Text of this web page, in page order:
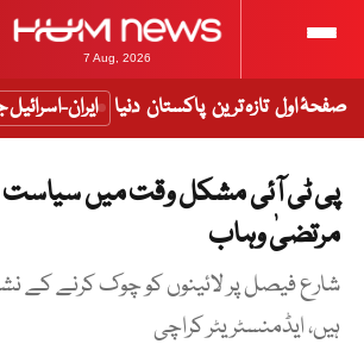
7 Aug, 2026
صفحۂ اول تازہ ترین پاکستان دنیا ایران-
پی ٹی آئی مشکل وقت میں
مرتضیٰ وہاب
شارع فیصل پر لائینوں کو چوک کرنے کے
ہیں، ایڈمنسٹریٹر کراچی